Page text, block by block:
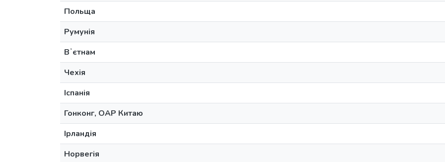
Польща
Румунія
Вʼєтнам
Чехія
Іспанія
Гонконг, ОАР Китаю
Ірландія
Норвегія